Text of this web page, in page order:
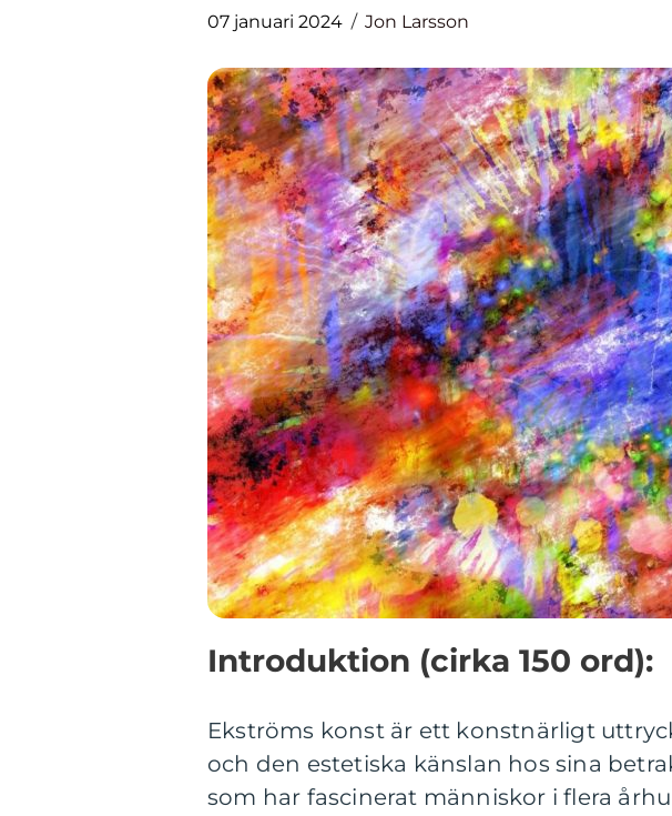
07 januari 2024 Jon Larsson
Introduktion (cirka 150 ord):
Ekströms konst är ett konstnärligt
och den estetiska känslan hos sina
som har fascinerat människor i flera